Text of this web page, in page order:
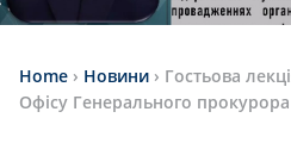
Home › Новини › Гостьова
Офісу Генерального прокурора